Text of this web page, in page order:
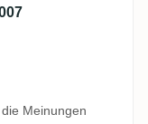
Meinungen